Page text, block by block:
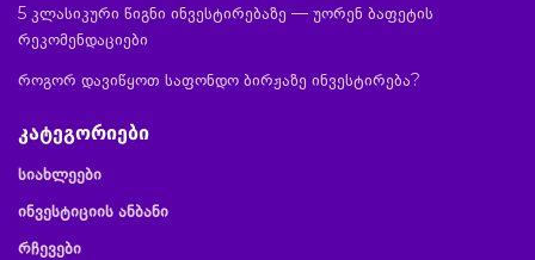
5 კლასიკური წიგნი ინვესტირებაზე — უორენ ბაფეტის
რეკომენდაციები
როგორ დავიწყოთ საფონდო ბირჟაზე ინვესტირება?
კატეგორიები
სიახლეები
ინვესტიციის ანბანი
რჩევები